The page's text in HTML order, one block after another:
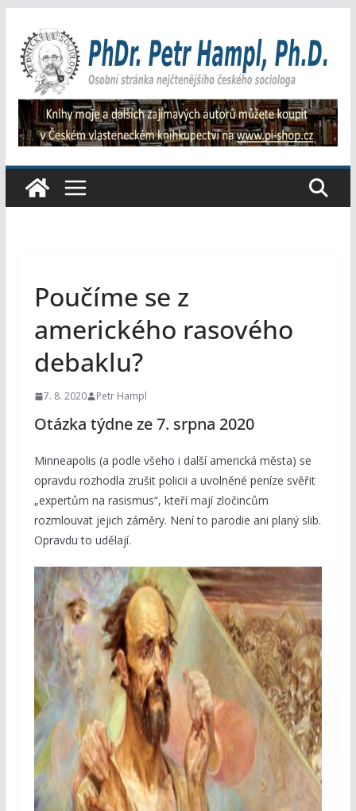
obsah
Poučíme se z
amerického rasového
debaklu?
7. 8. 2020 Petr Hampl
Otázka týdne ze 7. srpna 2020
Minneapolis (a podle všeho i další americká města) se
opravdu rozhodla zrušit policii a uvolněné peníze svěřit
„expertům na rasismus“, kteří mají zločincům
rozmlouvat jejich záměry. Není to parodie ani planý slib.
Opravdu to udělají.